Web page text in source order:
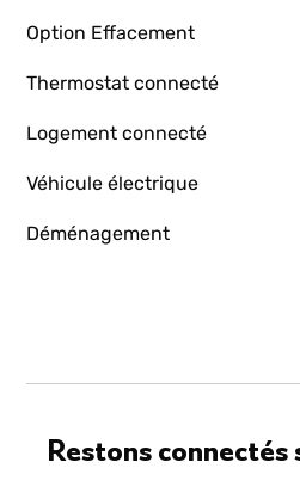
Option Effacement
Thermostat connecté
Logement connecté
Véhicule électrique
Déménagement
Restons connectés